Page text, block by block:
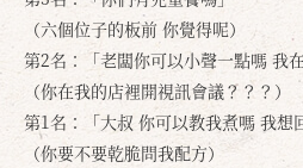
（六個位子的板前 你覺得呢）
第2名：「老闆你可以小聲一點嗎 我
（你在我的店裡開視訊會議？？？）
第1名：「大叔 你可以教我煮嗎 我想
（你要不要乾脆問我配方）